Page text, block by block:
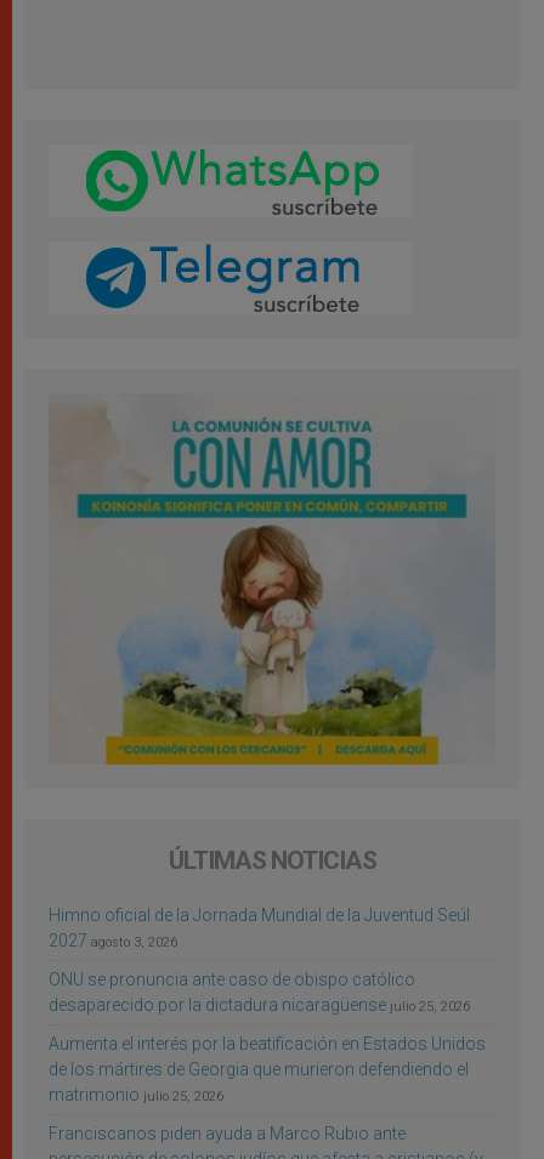
ÚLTIMAS NOTICIAS
Himno oficial de la Jornada Mundial de la Juventud Seúl
2027 agosto 3, 2026
ONU se pronuncia ante caso de obispo católico
desaparecido por la dictadura nicaragüense julio 25, 2026
Aumenta el interés por la beatificación en Estados Unidos
de los mártires de Georgia que murieron defendiendo el
matrimonio julio 25, 2026
Franciscanos piden ayuda a Marco Rubio ante